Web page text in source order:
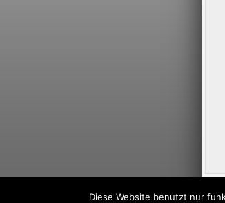
Diese Website benutzt nur